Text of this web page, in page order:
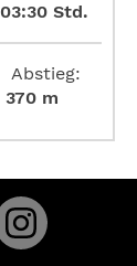
03:30 Std.
Abstieg:
370 m